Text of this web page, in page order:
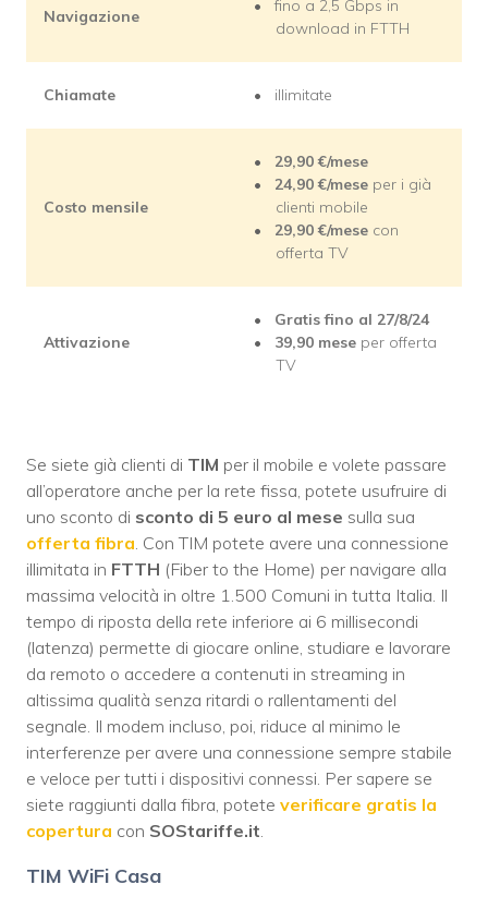
Navigazione
fino a 2,5 Gbps in
download in FTTH
Chiamate illimitate
Costo mensile
29,90 €/mese
24,90 €/mese per i già
clienti mobile
29,90 €/mese con
offerta TV
Attivazione
Gratis fino al 27/8/24
39,90 mese per offerta
TV
Se siete già clienti di TIM per il mobile e volete passare
all’operatore anche per la rete fissa, potete usufruire di
uno sconto di sconto di 5 euro al mese sulla sua
offerta fibra. Con TIM potete avere una connessione
illimitata in FTTH (Fiber to the Home) per navigare alla
massima velocità in oltre 1.500 Comuni in tutta Italia. Il
tempo di riposta della rete inferiore ai 6 millisecondi
(latenza) permette di giocare online, studiare e lavorare
da remoto o accedere a contenuti in streaming in
altissima qualità senza ritardi o rallentamenti del
segnale. Il modem incluso, poi, riduce al minimo le
interferenze per avere una connessione sempre stabile
e veloce per tutti i dispositivi connessi. Per sapere se
siete raggiunti dalla fibra, potete verificare gratis la
copertura con SOStariffe.it.
TIM WiFi Casa